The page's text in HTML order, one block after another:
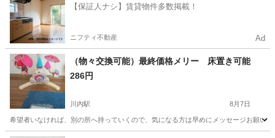
【保証人ナシ】賃貸物件多数掲載！
ニフティ不動産 Ad
（物々交換可能）最終価格メリー 床置き可能
286円
川内駅 8月7日
希望者いなければ、別の所へ持っていくので、気になる方は早めにメッセージお願い